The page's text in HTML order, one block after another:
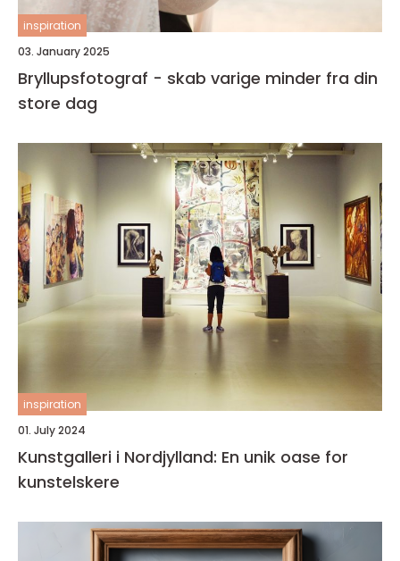
inspiration
03. January 2025
Bryllupsfotograf - skab varige minder fra din
store dag
inspiration
01. July 2024
Kunstgalleri i Nordjylland: En unik oase for
kunstelskere